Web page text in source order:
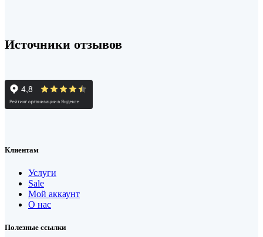
Источники отзывов
Клиентам
Услуги
Sale
Мой аккаунт
О нас
Полезные ссылки